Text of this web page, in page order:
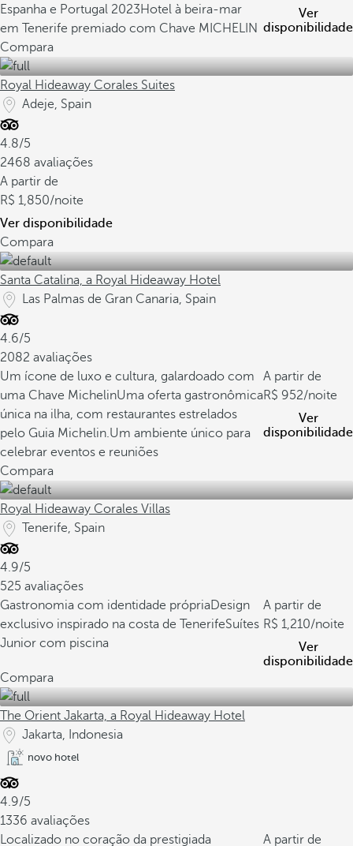
Espanha e Portugal 2023Hotel à beira-mar
em Tenerife premiado com Chave MICHELIN
Ver
disponibilidade
Compara
Royal Hideaway Corales Suites
Adeje, Spain
4.8/5
2468 avaliações
A partir de
1,850/noite
Ver disponibilidade
Compara
Santa Catalina, a Royal Hideaway Hotel
Las Palmas de Gran Canaria, Spain
4.6/5
2082 avaliações
Um ícone de luxo e cultura, galardoado com
uma Chave MichelinUma oferta gastronômica
única na ilha, com restaurantes estrelados
pelo Guia Michelin.Um ambiente único para
celebrar eventos e reuniões
A partir de
952/noite
Ver
disponibilidade
Compara
Royal Hideaway Corales Villas
Tenerife, Spain
4.9/5
525 avaliações
Gastronomia com identidade própriaDesign
exclusivo inspirado na costa de TenerifeSuítes
Junior com piscina
A partir de
1,210/noite
Ver
disponibilidade
Compara
The Orient Jakarta, a Royal Hideaway Hotel
Jakarta, Indonesia
novo hotel
4.9/5
1336 avaliações
Localizado no coração da prestigiada
A partir de